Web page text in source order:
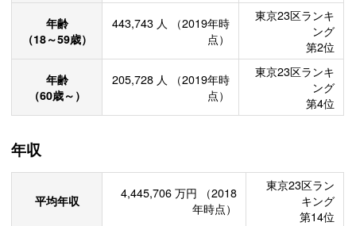
年齢
（18～59歳）
443,743 人
（2019年時
点）
東京23区ランキ
ング
第2位
年齢
（60歳～）
205,728 人
（2019年時
点）
東京23区ランキ
ング
第4位
年収
平均年収 4,445,706 万円
（2018
年時点）
東京23区ラン
キング
第14位